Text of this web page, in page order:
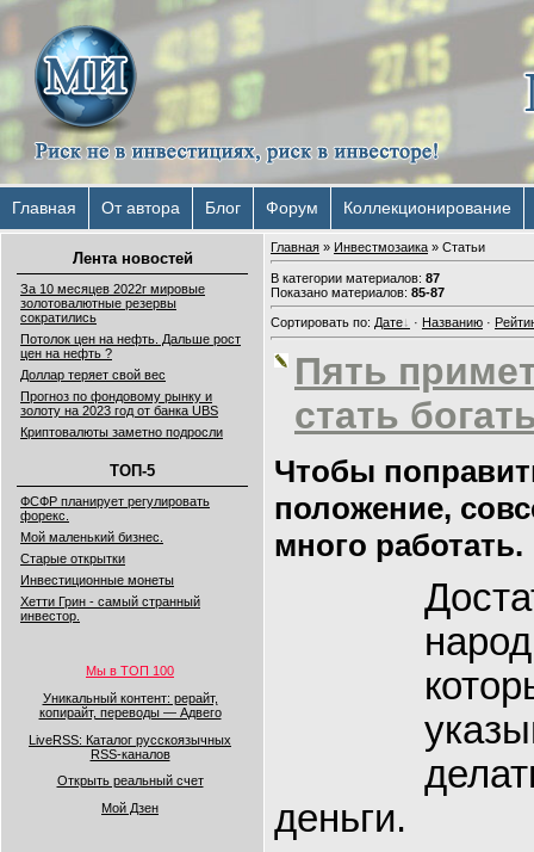
Главная От автора Блог Форум Коллекционирование
Лента новостей
За 10 месяцев 2022г мировые
золотовалютные резервы
сократились
Потолок цен на нефть. Дальше рост
цен на нефть ?
Доллар теряет свой вес
Прогноз по фондовому рынку и
золоту на 2023 год от банка UBS
Криптовалюты заметно подросли
ТОП-5
ФСФР планирует регулировать
форекс.
Мой маленький бизнес.
Старые открытки
Инвестиционные монеты
Хетти Грин - самый странный
инвестор.
Мы в ТОП 100
Уникальный контент: рерайт,
копирайт, переводы — Адвего
LiveRSS: Каталог русскоязычных
RSS-каналов
Открыть реальный счет
Мой Дзен
Главная » Инвестмозаика » Статьи
В категории материалов: 87
Показано материалов: 85-87
Сортировать по: Дате · Названию ·
Пять
стать
Чтобы
положение,
много работать.
деньги.